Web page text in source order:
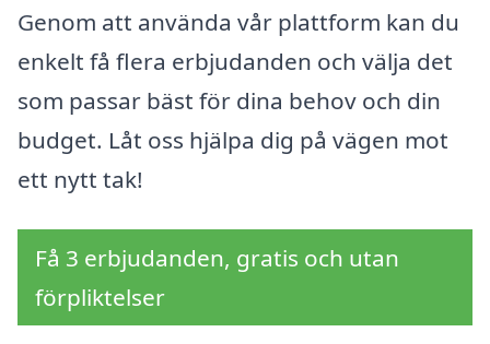
Genom att använda vår plattform kan du
enkelt få flera erbjudanden och välja det
som passar bäst för dina behov och din
budget. Låt oss hjälpa dig på vägen mot
ett nytt tak!
Få 3 erbjudanden, gratis och utan
förpliktelser